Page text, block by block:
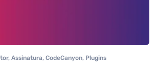
, Assinatura, CodeCanyon, Plugins